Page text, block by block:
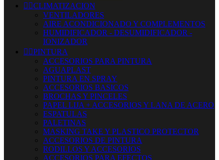
 CLIMATIZACION
VENTILADORES
AIRE ACONDICIONADO Y COMPLEMENTOS
HUMIDIFICADOR - DESUMIDIFICADOR -
IONIZADOR
 PINTURA
ACCESORIOS PARA PINTURA
AGUAPLAST
PINTURA EN SPRAY
ACCESORIOS BASICOS
BROCHAS Y PINCELES
PAPEL LIJA + ACCESORIOS Y LANA DE ACERO
ESPATULAS
PALETINAS
MASKING TAKE Y PLASTICO PROTECTOR
ACCESORIOS DE PINTURA
RODILLOS Y ACCESORIOS
ACCESORIOS PARA EFECTOS